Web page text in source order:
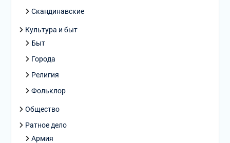
Скандинавские
Культура и быт
Быт
Города
Религия
Фольклор
Общество
Ратное дело
Армия